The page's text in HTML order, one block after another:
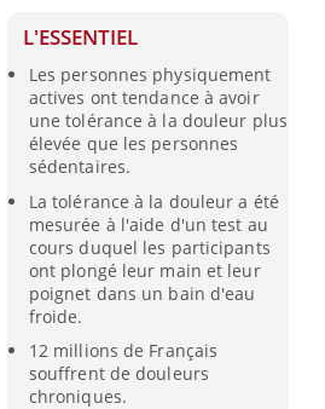
L'ESSENTIEL
Les personnes physiquement
actives ont tendance à avoir
une tolérance à la douleur plus
élevée que les personnes
sédentaires.
La tolérance à la douleur a été
mesurée à l'aide d'un test au
cours duquel les participants
ont plongé leur main et leur
poignet dans un bain d'eau
froide.
12 millions de Français
souffrent de douleurs
chroniques.